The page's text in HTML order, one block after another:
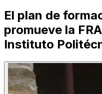
El plan de
promueve la
Instituto